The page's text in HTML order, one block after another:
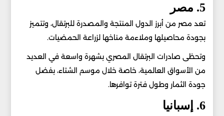
5. مصر
تعد مصر من أبرز الدول المنتجة والمصدرة للبرتقال، وتتميز
بجودة محاصيلها وملاءمة مناخها لزراعة الحمضيات.
وتحظى صادرات البرتقال المصري بشهرة واسعة في العديد
من الأسواق العالمية، خاصة خلال موسم الشتاء، بفضل
جودة الثمار وطول فترة توافرها.
6. إسبانيا